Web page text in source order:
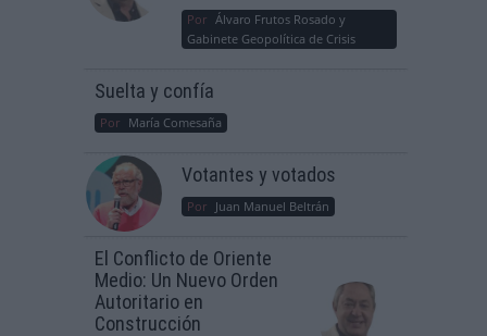
Por Álvaro Frutos Rosado y
Gabinete Geopolítica de Crisis
Suelta y confía
Por María Comesaña
Votantes y votados
Por Juan Manuel Beltrán
El Conflicto de Oriente
Medio: Un Nuevo Orden
Autoritario en
Construcción